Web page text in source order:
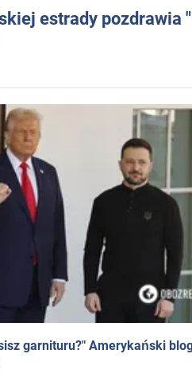
estrady pozdrawia
garnituru?" Amerykański